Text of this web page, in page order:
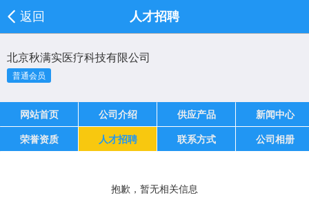
返回 人才招聘
北京秋满实医疗科技有限公司
普通会员
网站首页 公司介绍 供应产品 新闻中心
荣誉资质 人才招聘 联系方式 公司相册
抱歉，暂无相关信息